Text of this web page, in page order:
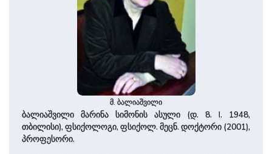
მ. ბალიაშვილი
ბალიაშვილი მარინა სიმონის ასული (დ. 8. I. 1948,
თბილისი), ფსიქოლოგი, ფსიქოლ. მეცნ. დოქტორი (2001),
პროფესორი.